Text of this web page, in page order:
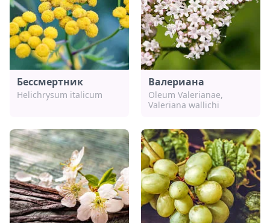
Бессмертник
Helichrysum italicum
Валериана
Oleum Valerianae,
Valeriana wallichi